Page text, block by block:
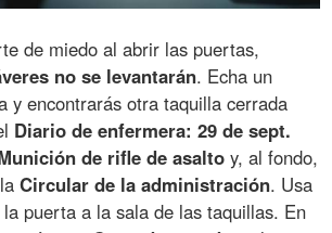
de miedo al abrir las puertas,
no se levantarán. Echa un
y encontrarás otra taquilla cerrada
Diario de enfermera: 29 de sept.
de rifle de asalto y, al fondo,
laCircular de la administración. Usa
puerta a la sala de las taquillas. En